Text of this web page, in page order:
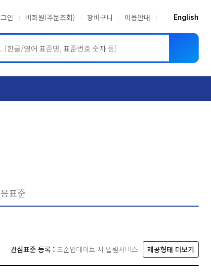
인 비회원(주문조회) 장바구니 이용안내 English
표준
관심표준 등록 : 표준업데이트 시 알림서비스 제공형태 더보기